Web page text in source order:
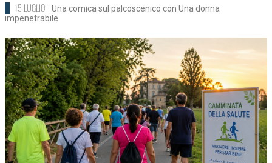
15 LUGLIO
Una comica sul palcoscenico con Una donna
impenetrabile